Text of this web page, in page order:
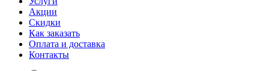
Акции
Скидки
Как заказать
Оплата и доставка
Контакты